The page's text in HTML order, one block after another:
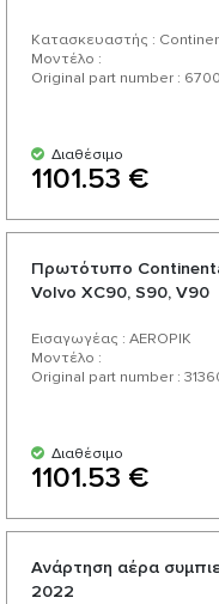
Κατασκευαστής :
Μοντέλο :
Original part number :
Διαθέσιμο
1101.53 €
Πρωτότυπο
Volvo XC90, S90, V90
Εισαγωγέας : AEROPIK
Μοντέλο :
Original part number :
Διαθέσιμο
1101.53 €
Ανάρτηση αέρα
2022